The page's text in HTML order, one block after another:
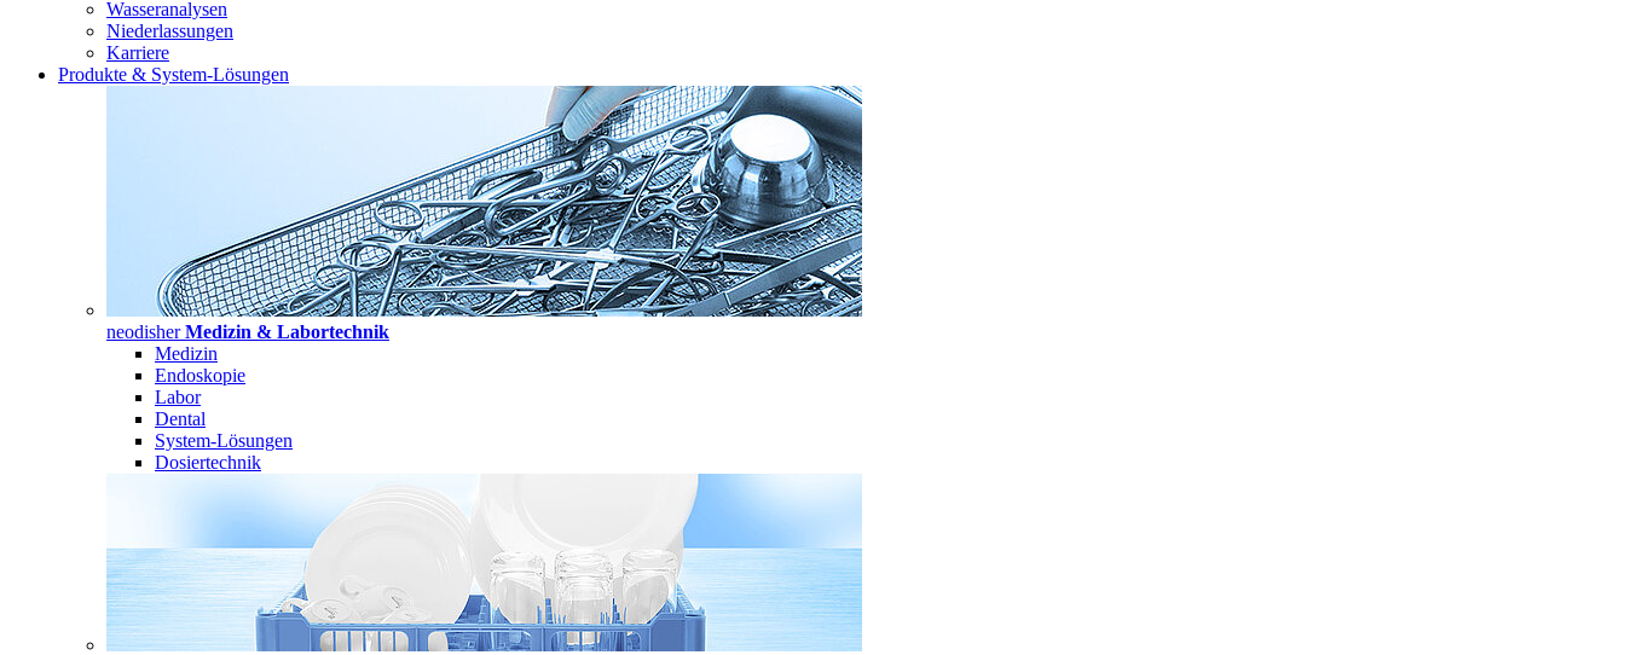
Wasseranalysen
Niederlassungen
Karriere
Produkte & System-Lösungen
neodisherMedizin & Labortechnik
Medizin
Endoskopie
Labor
Dental
System-Lösungen
Dosiertechnik